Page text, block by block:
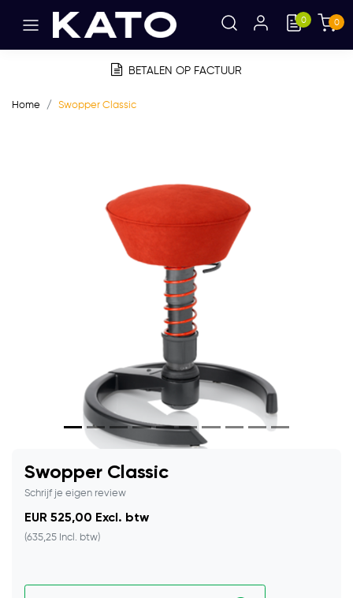
0 0
BETALEN OP FACTUUR
Home Swopper Classic
Swopper Classic
Schrijf je eigen review
EUR 525,00 Excl. btw
(635,25 Incl. btw)